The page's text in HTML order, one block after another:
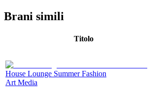
Brani simili
Titolo
House Lounge Summer Fashion
Art Media